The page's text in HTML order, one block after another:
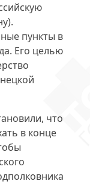
пункты в
Его целью
что
в конце